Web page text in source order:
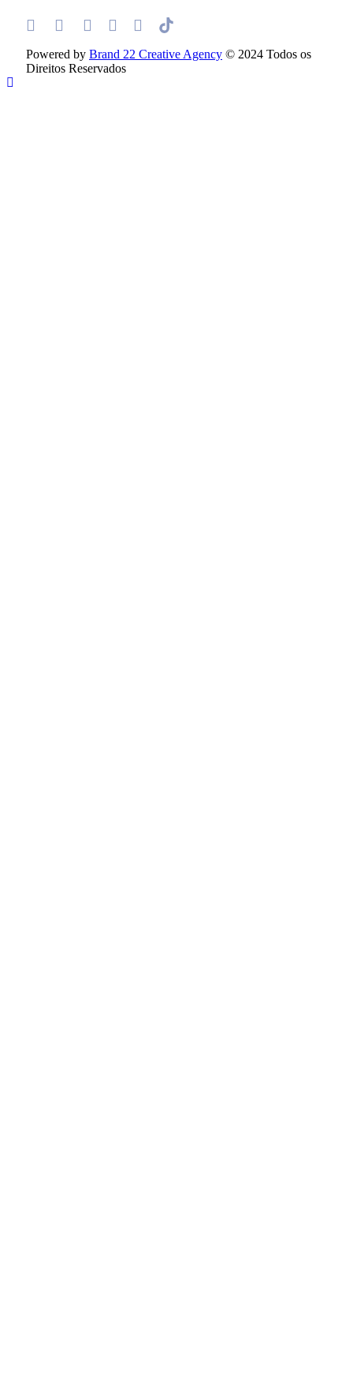
Powered by Brand 22 Creative Agency © 2024 Todos os
Direitos Reservados